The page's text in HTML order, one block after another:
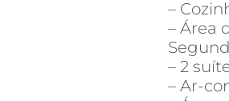
–
– Área
– 2
– Ar-